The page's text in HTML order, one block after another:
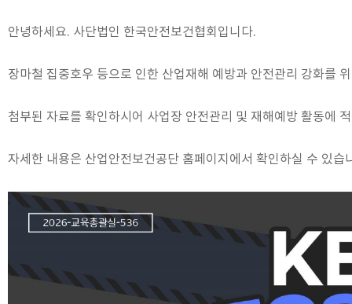
안녕하세요. 사단법인 한국안전보건협회입니다.
장마철 집중호우 등으로 인한 산업재해 예방과 안전관리 강화를
첨부된 자료를 확인하시어 사업장 안전관리 및 재해예방 활동에
자세한 내용은 산업안전보건공단 홈페이지에서 확인하실 수 있습